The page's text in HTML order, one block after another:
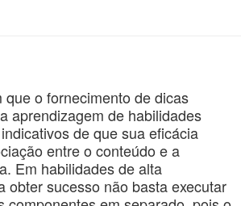
que o fornecimento de dicas
aprendizagem de habilidades
de que sua eficácia
entre o conteúdo e a
Em habilidades de alta
obter sucesso não basta executar